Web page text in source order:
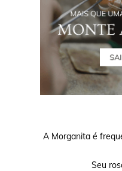
A Morganita é
Seu